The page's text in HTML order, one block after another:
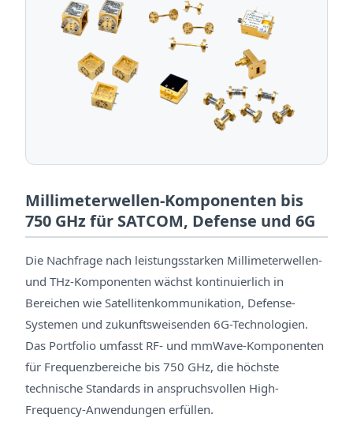
Millimeterwellen-Komponenten bis
750 GHz für SATCOM, Defense und 6G
Die Nachfrage nach leistungsstarken Millimeterwellen-
und THz-Komponenten wächst kontinuierlich in
Bereichen wie Satellitenkommunikation, Defense-
Systemen und zukunftsweisenden 6G-Technologien.
Das Portfolio umfasst RF- und mmWave-Komponenten
für Frequenzbereiche bis 750 GHz, die höchste
technische Standards in anspruchsvollen High-
Frequency-Anwendungen erfüllen.